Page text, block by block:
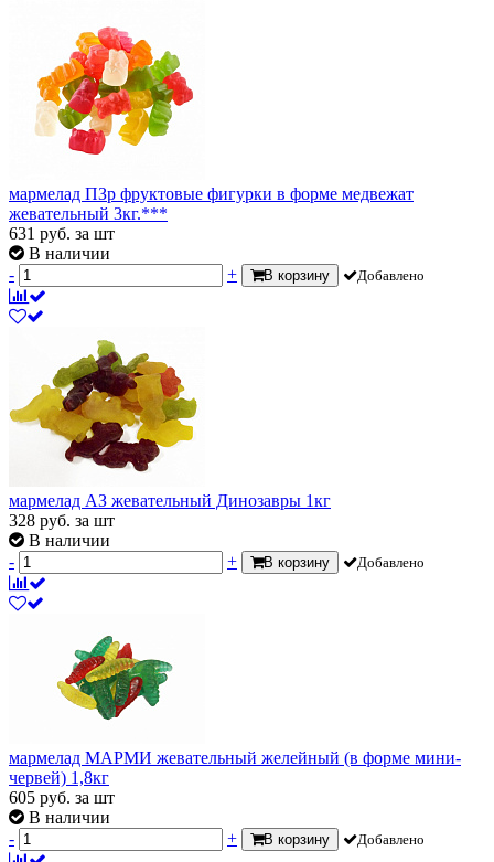
мармелад ПЗр фруктовые фигурки в форме медвежат
жевательный 3кг.***
631 руб. за шт
В наличии
-
+ В корзину Добавлено
мармелад АЗ жевательный Динозавры 1кг
328 руб. за шт
В наличии
-
+ В корзину Добавлено
мармелад МАРМИ жевательный желейный (в форме мини-
червей) 1,8кг
605 руб. за шт
В наличии
-
+ В корзину Добавлено